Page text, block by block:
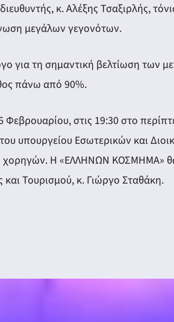
κ. Αλέξης Τσαξιρλής,
μεγάλων γεγονότων.
για τη σημαντική βελτίωση
πάνω από 90%.
Φεβρουαρίου, στις 19:30 στο
υπουργείου Εσωτερικών και
Η «ΕΛΛΗΝΩΝ ΚΟΣΜΗΜΑ» θα
Τουρισμού, κ. Γιώργο Σταθάκη.